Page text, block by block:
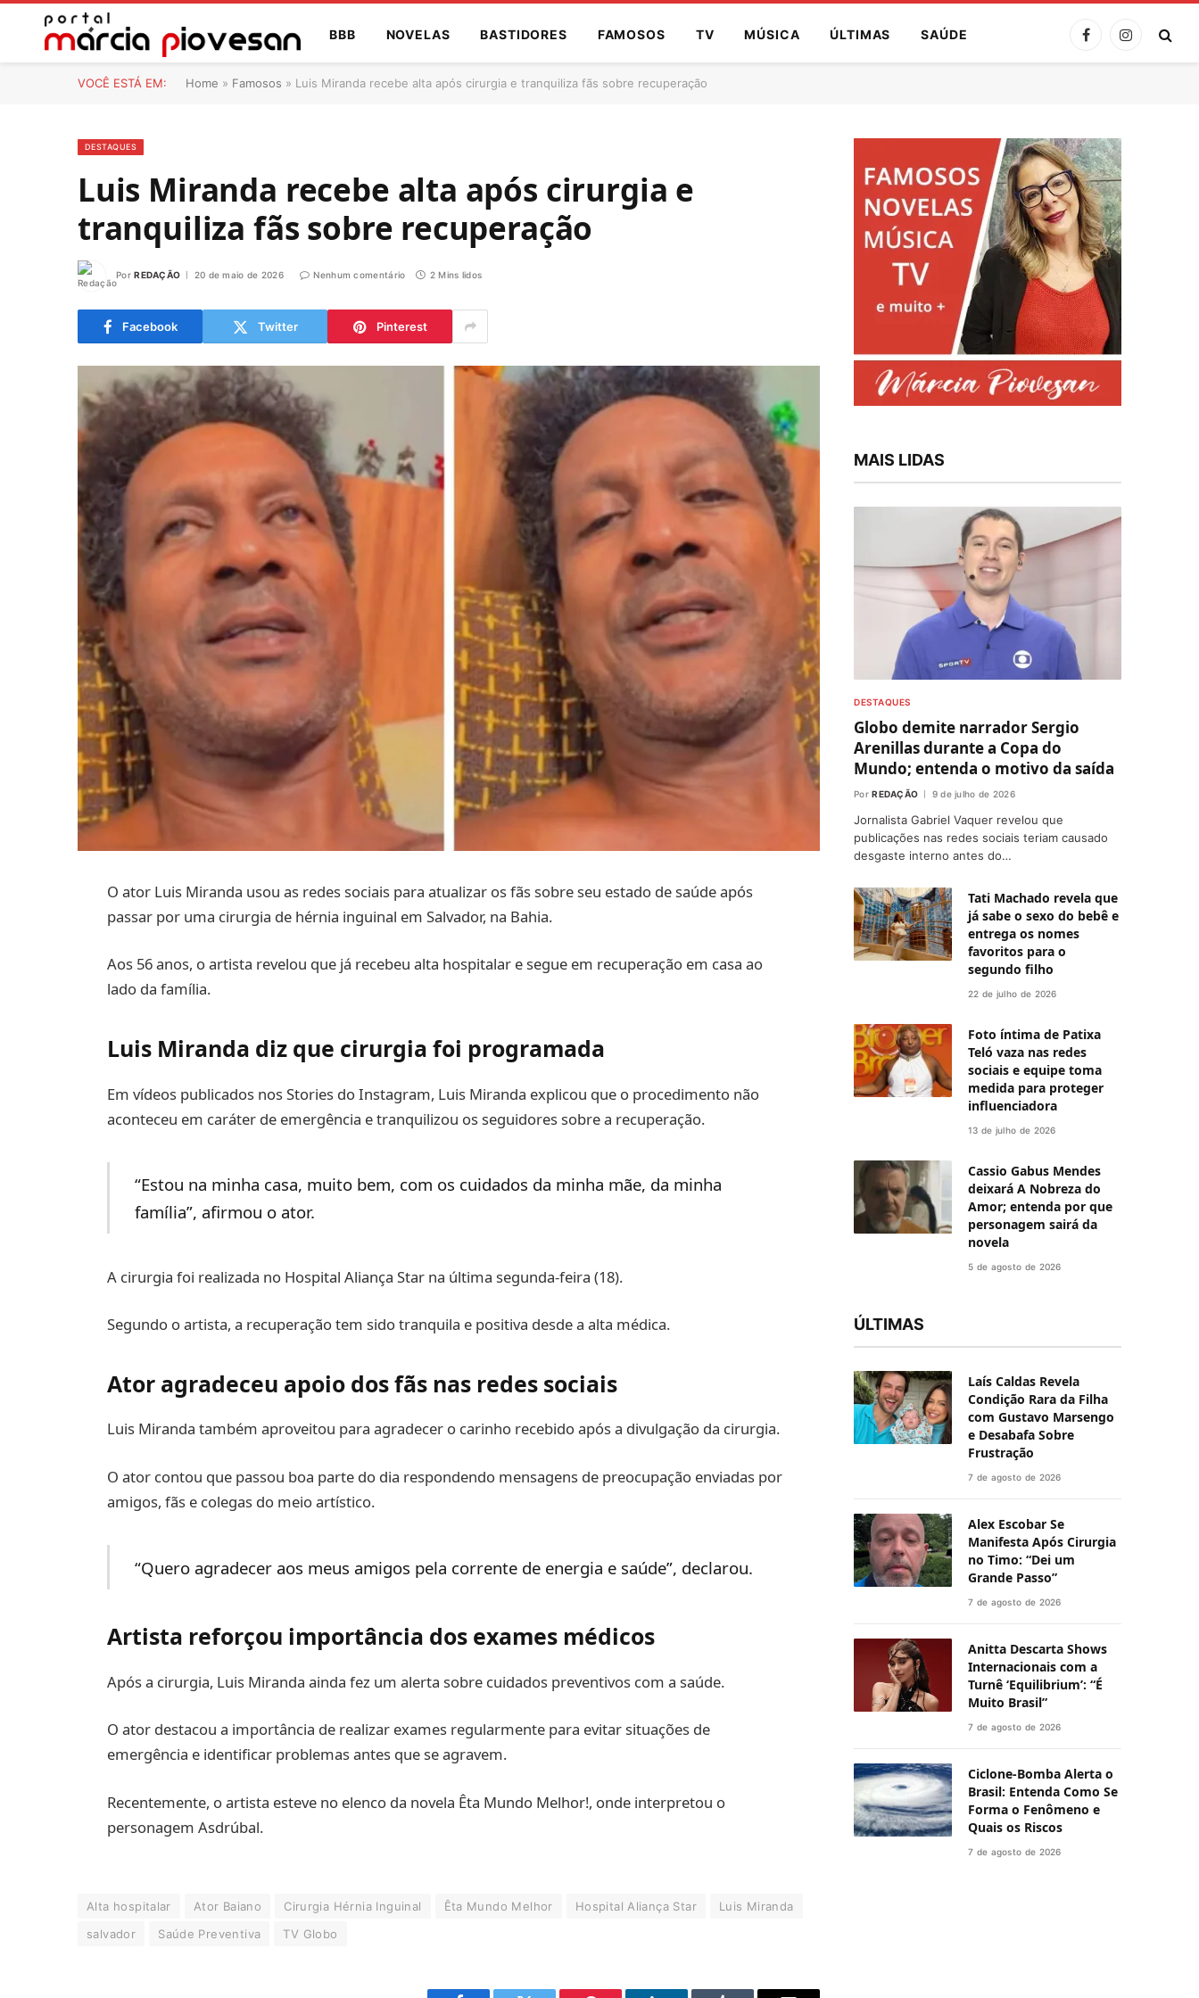
BBB NOVELAS BASTIDORES FAMOSOS TV MÚSICA ÚLTIMAS SAÚDE FacebookInstagram
VOCÊ ESTÁ EM: Home » Famosos » Luis Miranda recebe alta após cirurgia e tranquiliza fãs sobre recuperação
DESTAQUES
Luis Miranda recebe alta após cirurgia e
tranquiliza fãs sobre recuperação
Por REDAÇÃO 20 de maio de 2026 Nenhum comentário 2 Mins lidos
Facebook Twitter Pinterest
O ator Luis Miranda usou as redes sociais para atualizar os fãs sobre seu estado de saúde após
passar por uma cirurgia de hérnia inguinal em Salvador, na Bahia.
Aos 56 anos, o artista revelou que já recebeu alta hospitalar e segue em recuperação em casa ao
lado da família.
Luis Miranda diz que cirurgia foi programada
Em vídeos publicados nos Stories do Instagram, Luis Miranda explicou que o procedimento não
aconteceu em caráter de emergência e tranquilizou os seguidores sobre a recuperação.
“Estou na minha casa, muito bem, com os cuidados da minha mãe, da minha
família”, afirmou o ator.
A cirurgia foi realizada no Hospital Aliança Star na última segunda-feira (18).
Segundo o artista, a recuperação tem sido tranquila e positiva desde a alta médica.
Ator agradeceu apoio dos fãs nas redes sociais
Luis Miranda também aproveitou para agradecer o carinho recebido após a divulgação da cirurgia.
O ator contou que passou boa parte do dia respondendo mensagens de preocupação enviadas por
amigos, fãs e colegas do meio artístico.
“Quero agradecer aos meus amigos pela corrente de energia e saúde”, declarou.
Artista reforçou importância dos exames médicos
Após a cirurgia, Luis Miranda ainda fez um alerta sobre cuidados preventivos com a saúde.
O ator destacou a importância de realizar exames regularmente para evitar situações de
emergência e identificar problemas antes que se agravem.
Recentemente, o artista esteve no elenco da novela Êta Mundo Melhor!, onde interpretou o
personagem Asdrúbal.
Alta hospitalar Ator Baiano Cirurgia Hérnia Inguinal Êta Mundo Melhor Hospital Aliança Star
Luis Miranda
salvador
Saúde Preventiva TV Globo
MAIS LIDAS
DESTAQUES
Globo demite narrador Sergio
Arenillas durante a Copa do
Mundo; entenda o motivo da saída
Por REDAÇÃO 9 de julho de 2026
Jornalista Gabriel Vaquer revelou que
publicações nas redes sociais teriam causado
desgaste interno antes do…
Tati Machado revela que
já sabe o sexo do bebê e
entrega os nomes
favoritos para o
segundo filho
22 de julho de 2026
Foto íntima de Patixa
Teló vaza nas redes
sociais e equipe toma
medida para proteger
influenciadora
13 de julho de 2026
Cassio Gabus Mendes
deixará A Nobreza do
Amor; entenda por que
personagem sairá da
novela
5 de agosto de 2026
ÚLTIMAS
Laís Caldas Revela
Condição Rara da Filha
com Gustavo Marsengo
e Desabafa Sobre
Frustração
7 de agosto de 2026
Alex Escobar Se
Manifesta Após Cirurgia
no Timo: “Dei um
Grande Passo”
7 de agosto de 2026
Anitta Descarta Shows
Internacionais com a
Turnê ‘Equilibrium’: “É
Muito Brasil”
7 de agosto de 2026
Ciclone-Bomba Alerta o
Brasil: Entenda Como Se
Forma o Fenômeno e
Quais os Riscos
7 de agosto de 2026